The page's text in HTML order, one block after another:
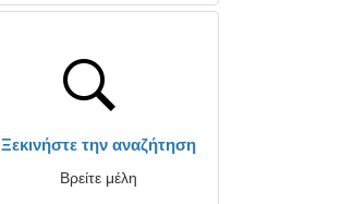
Ξεκινήστε την αναζήτηση
Βρείτε μέλη